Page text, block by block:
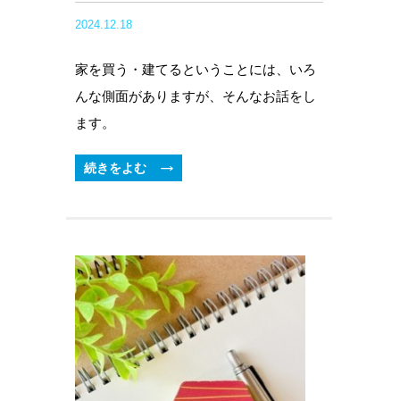
2024.12.18
家を買う・建てるということには、いろ
んな側面がありますが、そんなお話をし
ます。
続きをよむ